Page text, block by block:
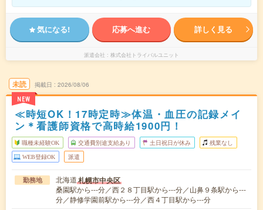
気になる! 応募へ進む 詳しく見る
派遣会社 株式会社トライバルユニット
未読
NEW
掲載日 2026/08/06
≪時短OK！17時定時≫体温・血圧の記録メイ
ン＊看護師資格で高時給1900円！
職種未経験OK 交通費別途支給あり 土日祝日が休み 残業なし
WEB登録OK 派遣
勤務地 北海道札幌市中央区
桑園駅から---分／西２８丁目駅から---分／山鼻９条駅から---
分／静修学園前駅から---分／西４丁目駅から---分